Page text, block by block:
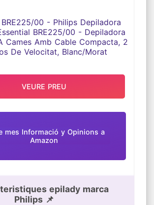
A CAMES AMB CABLE
2 AJUSTOS DE
BLANC/MORAT
mes Informació y Opinions a
Amazon
epilady marca
Philips 📌
VEURE PREU